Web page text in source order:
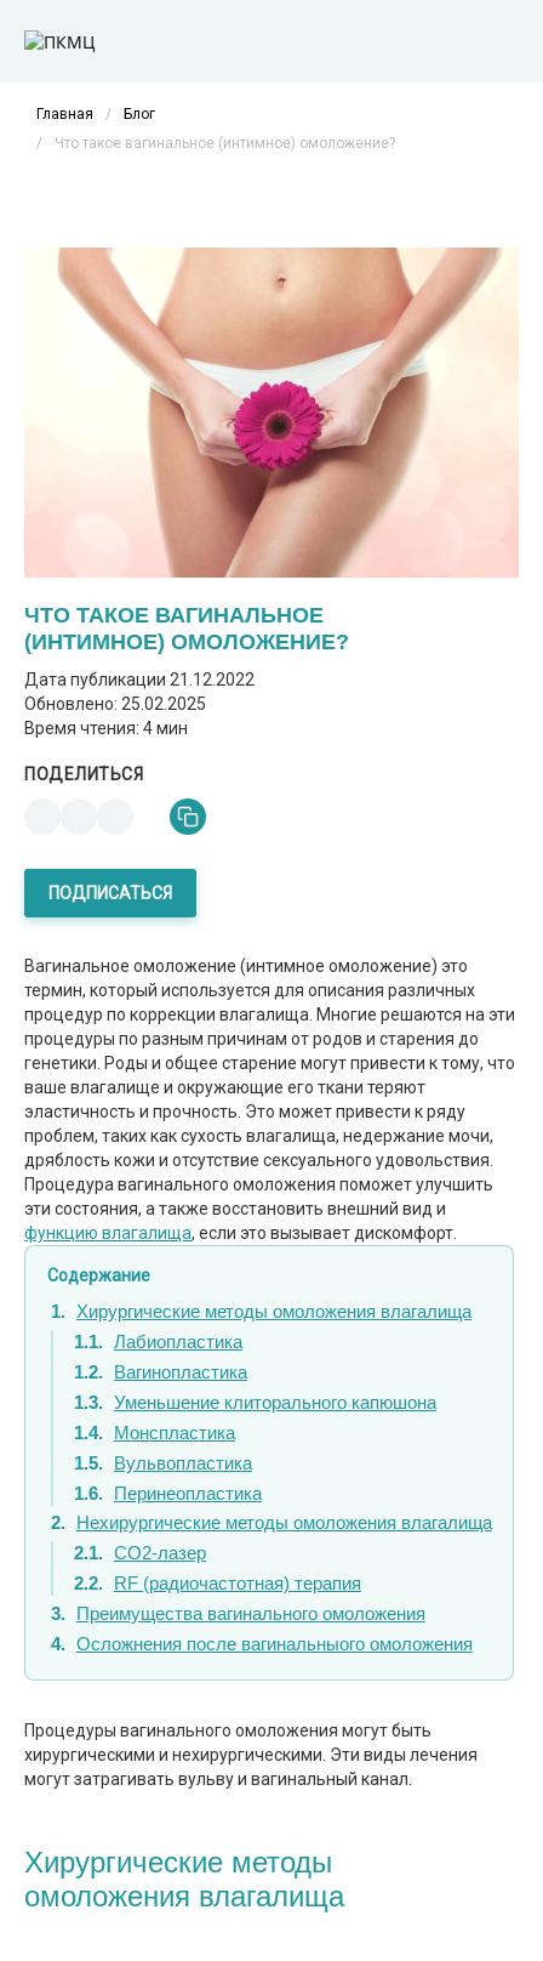
Главная /
Блог
/
Что такое вагинальное (интимное) омоложение?
ЧТО ТАКОЕ ВАГИНАЛЬНОЕ
(ИНТИМНОЕ) ОМОЛОЖЕНИЕ?
Дата публикации 21.12.2022
Обновлено: 25.02.2025
Время чтения: 4 мин
ПОДЕЛИТЬСЯ
ПОДПИСАТЬСЯ
Вагинальное омоложение (интимное омоложение) это
термин, который используется для описания различных
процедур по коррекции влагалища. Многие решаются на эти
процедуры по разным причинам от родов и старения до
генетики. Роды и общее старение могут привести к тому, что
ваше влагалище и окружающие его ткани теряют
эластичность и прочность. Это может привести к ряду
проблем, таких как сухость влагалища, недержание мочи,
дряблость кожи и отсутствие сексуального удовольствия.
Процедура вагинального омоложения поможет улучшить
эти состояния, а также восстановить внешний вид и
функцию влагалища, если это вызывает дискомфорт.
Содержание
Хирургические методы омоложения влагалища
Лабиопластика
Вагинопластика
Уменьшение клиторального капюшона
Монспластика
Вульвопластика
Перинеопластика
Нехирургические методы омоложения влагалища
CO2-лазер
RF (радиочастотная) терапия
Преимущества вагинального омоложения
Осложнения после вагинальныого омоложения
Процедуры вагинального омоложения могут быть
хирургическими и нехирургическими. Эти виды лечения
могут затрагивать вульву и вагинальный канал.
Хирургические методы
омоложения влагалища